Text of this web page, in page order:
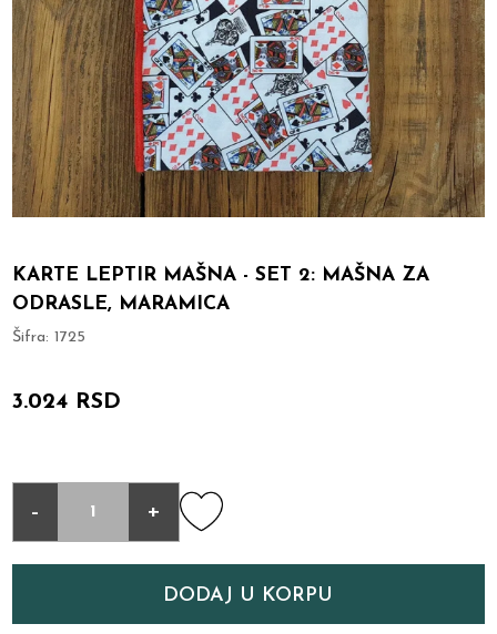
KARTE LEPTIR MAŠNA - SET 2: MAŠNA ZA
ODRASLE, MARAMICA
Šifra:1725
3.024 RSD
- +
DODAJ U KORPU